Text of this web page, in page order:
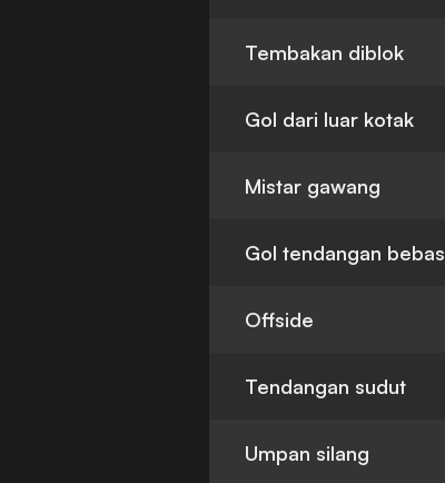
Tembakan diblok
Gol dari luar kotak
Mistar gawang
Gol tendangan bebas
Offside
Tendangan sudut
Umpan silang